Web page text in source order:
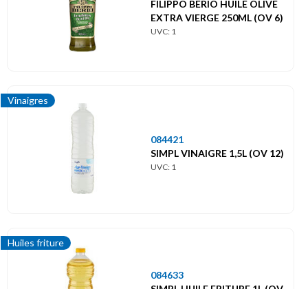
FILIPPO BERIO HUILE OLIVE
EXTRA VIERGE 250ML (OV 6)
UVC: 1
Vinaigres
084421
SIMPL VINAIGRE 1,5L (OV 12)
UVC: 1
Huiles friture
084633